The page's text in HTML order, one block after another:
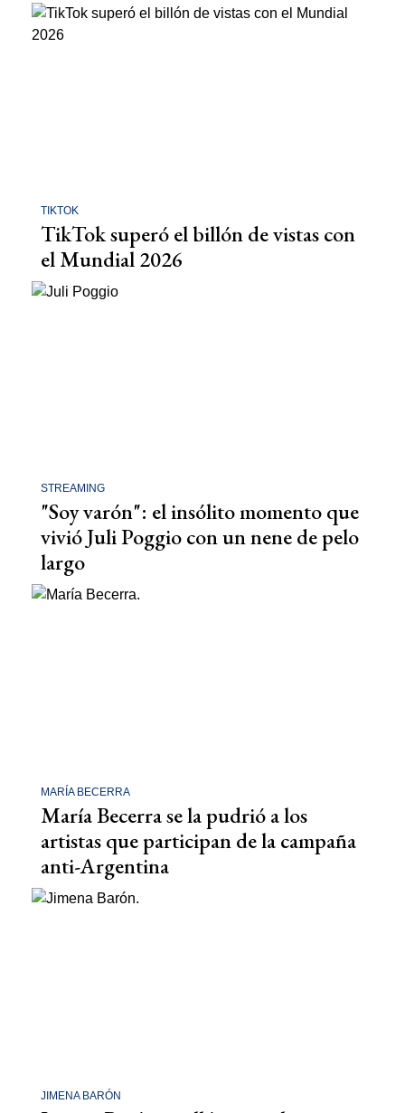
TIKTOK
TikTok superó el billón de vistas con
el Mundial 2026
STREAMING
"Soy varón": el insólito momento que
vivió Juli Poggio con un nene de pelo
largo
MARÍA BECERRA
María Becerra se la pudrió a los
artistas que participan de la campaña
anti-Argentina
JIMENA BARÓN